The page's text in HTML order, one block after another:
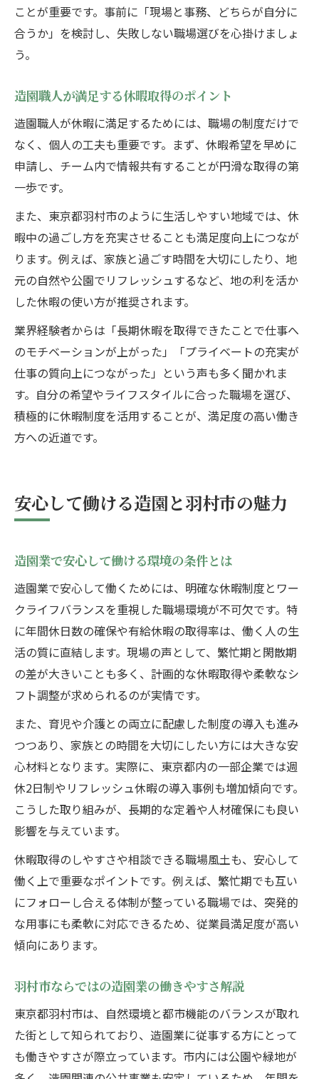
ことが重要です。事前に「現場と事務、どちらが自分に
合うか」を検討し、失敗しない職場選びを心掛けましょ
う。
造園職人が満足する休暇取得のポイント
造園職人が休暇に満足するためには、職場の制度だけで
なく、個人の工夫も重要です。まず、休暇希望を早めに
申請し、チーム内で情報共有することが円滑な取得の第
一歩です。
また、東京都羽村市のように生活しやすい地域では、休
暇中の過ごし方を充実させることも満足度向上につなが
ります。例えば、家族と過ごす時間を大切にしたり、地
元の自然や公園でリフレッシュするなど、地の利を活か
した休暇の使い方が推奨されます。
業界経験者からは「長期休暇を取得できたことで仕事へ
のモチベーションが上がった」「プライベートの充実が
仕事の質向上につながった」という声も多く聞かれま
す。自分の希望やライフスタイルに合った職場を選び、
積極的に休暇制度を活用することが、満足度の高い働き
方への近道です。
安心して働ける造園と羽村市の魅力
造園業で安心して働ける環境の条件とは
造園業で安心して働くためには、明確な休暇制度とワー
クライフバランスを重視した職場環境が不可欠です。特
に年間休日数の確保や有給休暇の取得率は、働く人の生
活の質に直結します。現場の声として、繁忙期と閑散期
の差が大きいことも多く、計画的な休暇取得や柔軟なシ
フト調整が求められるのが実情です。
また、育児や介護との両立に配慮した制度の導入も進み
つつあり、家族との時間を大切にしたい方には大きな安
心材料となります。実際に、東京都内の一部企業では週
休2日制やリフレッシュ休暇の導入事例も増加傾向です。
こうした取り組みが、長期的な定着や人材確保にも良い
影響を与えています。
休暇取得のしやすさや相談できる職場風土も、安心して
働く上で重要なポイントです。例えば、繁忙期でも互い
にフォローし合える体制が整っている職場では、突発的
な用事にも柔軟に対応できるため、従業員満足度が高い
傾向にあります。
羽村市ならではの造園業の働きやすさ解説
東京都羽村市は、自然環境と都市機能のバランスが取れ
た街として知られており、造園業に従事する方にとって
も働きやすさが際立っています。市内には公園や緑地が